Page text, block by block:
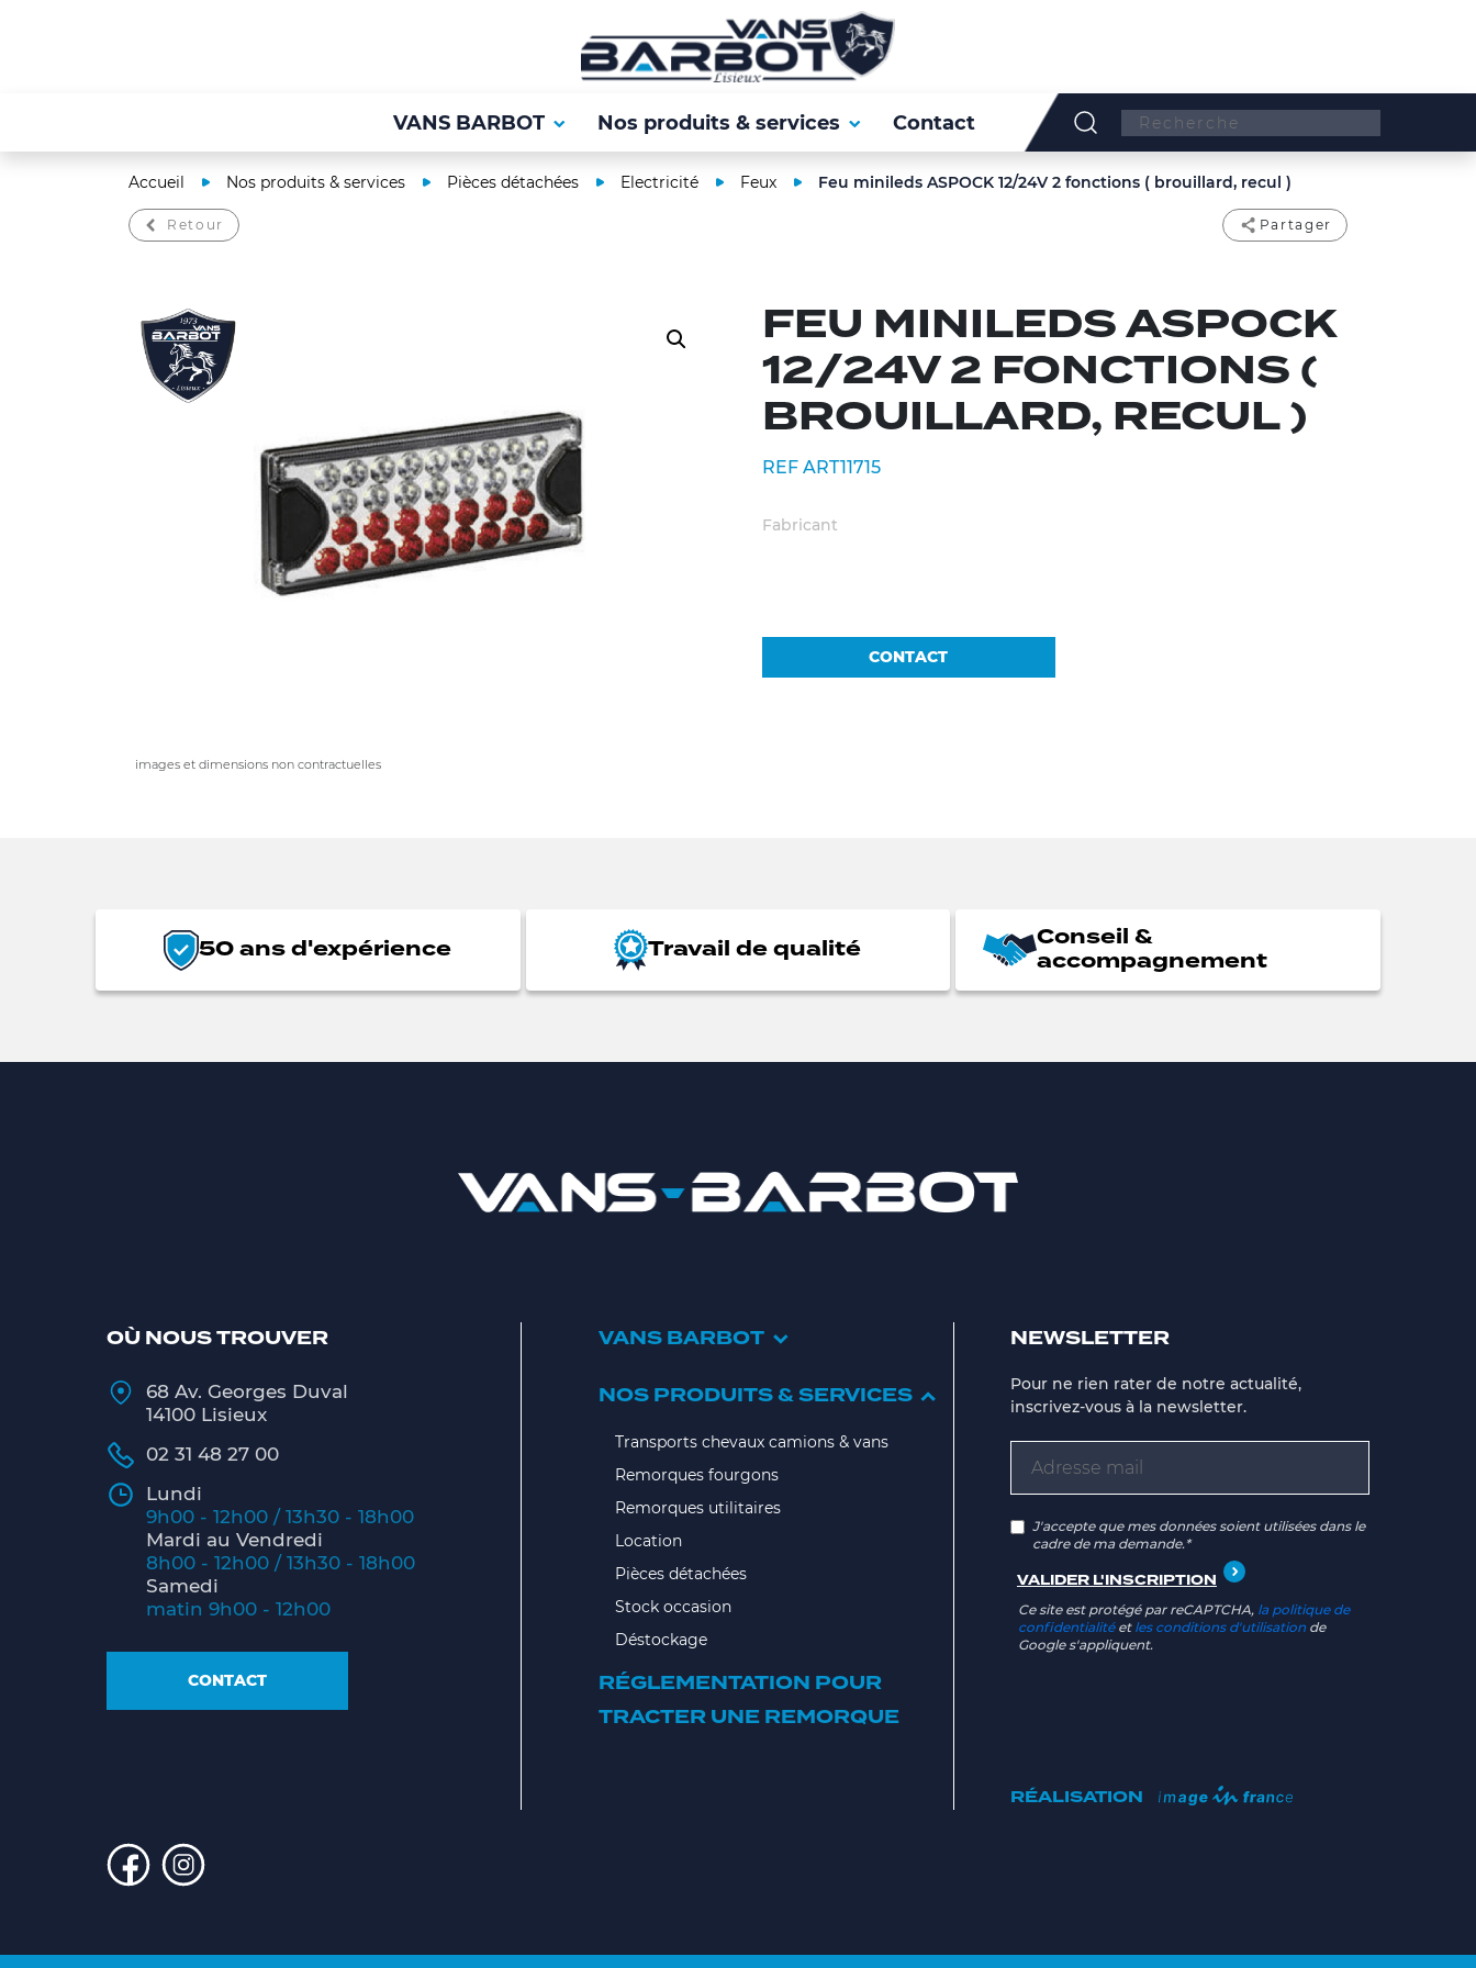
VANS BARBOT Nos produits & services Contact Search:
Accueil Nos produits & services Pièces détachées Electricité Feux Feu minileds ASPOCK 12/24V 2 fonctions ( brouillard, recul )
images et dimensions non contractuelles
FEU MINILEDS ASPOCK
12/24V 2 FONCTIONS (
BROUILLARD, RECUL )
REF ART11715
Fabricant
CONTACT
Retour Partager
50 ans d'expérience Travail de qualité Conseil &
accompagnement
OÙ NOUS TROUVER
68 Av. Georges Duval
14100 Lisieux
02 31 48 27 00
Lundi
9h00 - 12h00 / 13h30 - 18h00
Mardi au Vendredi
8h00 - 12h00 / 13h30 - 18h00
Samedi
matin 9h00 - 12h00
CONTACT
VANS BARBOT
NOS PRODUITS & SERVICES
Transports chevaux camions & vans
Remorques fourgons
Remorques utilitaires
Location
Pièces détachées
Stock occasion
Déstockage
RÉGLEMENTATION POUR
TRACTER UNE REMORQUE
NEWSLETTER
Pour ne rien rater de notre actualité,
inscrivez-vous à la newsletter.
J'accepte que mes données soient utilisées dans le
cadre de ma demande.*
Ce site est protégé par reCAPTCHA, la politique de
confidentialitéet les conditions d'utilisationde
Google s'appliquent.
RÉALISATION